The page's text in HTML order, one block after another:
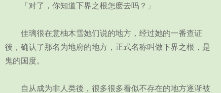
「对了，你知道下界之根怎麽去吗？」
佳璃很在意柚木雪她们说的地方，经过她的一番查证
後，确认了那名为地府的地方，正式名称叫做下界之根，是
鬼的国度。
自从成为非人类後，很多很多看似不存在的地方逐渐被